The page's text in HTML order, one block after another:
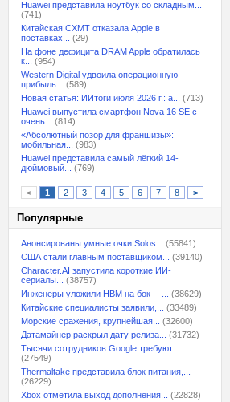
Huawei представила ноутбук со складным...
(741)
Китайская CXMT отказала Apple в
поставках...
(29)
На фоне дефицита DRAM Apple обратилась
к...
(954)
Western Digital удвоила операционную
прибыль...
(589)
Новая статья: ИИтоги июля 2026 г.: а...
(713)
Huawei выпустила смартфон Nova 16 SE с
очень...
(814)
«Абсолютный позор для франшизы»:
мобильная...
(983)
Huawei представила самый лёгкий 14-
дюймовый...
(769)
< 1 2 3 4 5 6 7 8 >
Популярные
Анонсированы умные очки Solos...
(55841)
США стали главным поставщиком...
(39140)
Character.AI запустила короткие ИИ-
сериалы...
(38757)
Инженеры уложили HBM на бок —...
(38629)
Китайские специалисты заявили,...
(33489)
Морские сражения, крупнейшая...
(32600)
Датамайнер раскрыл дату релиза...
(31732)
Тысячи сотрудников Google требуют...
(27549)
Thermaltake представила блок питания,...
(26229)
Xbox отметила выход дополнения...
(22828)